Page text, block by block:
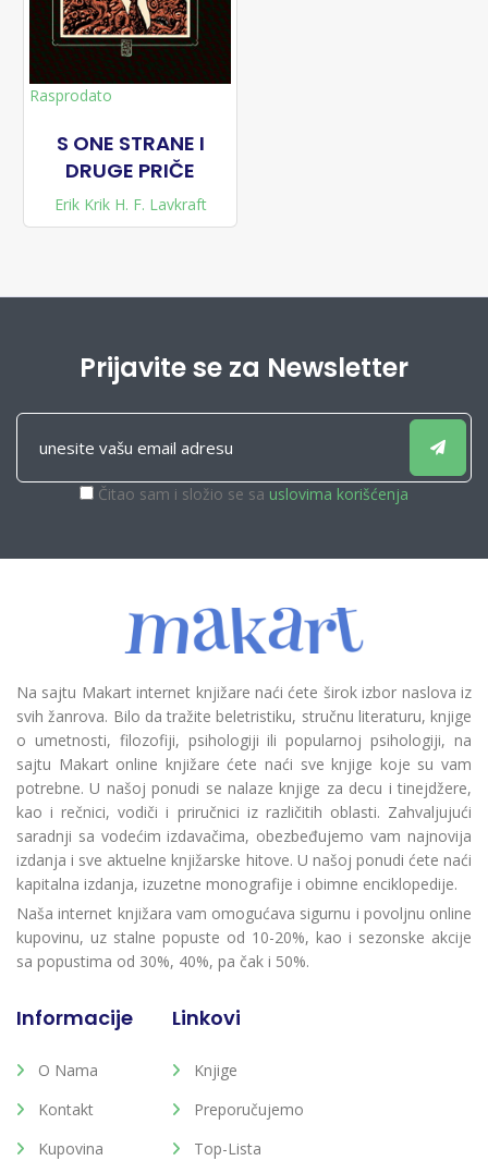
Rasprodato
S ONE STRANE I
DRUGE PRIČE
Erik Krik H. F. Lavkraft
Prijavite se za Newsletter
Čitao sam i složio se sa uslovima korišćenja
Na sajtu Makart internet knjižare naći ćete širok izbor naslova iz
svih žanrova. Bilo da tražite beletristiku, stručnu literaturu, knjige
o umetnosti, filozofiji, psihologiji ili popularnoj psihologiji, na
sajtu Makart online knjižare ćete naći sve knjige koje su vam
potrebne. U našoj ponudi se nalaze knjige za decu i tinejdžere,
kao i rečnici, vodiči i priručnici iz različitih oblasti. Zahvaljujući
saradnji sa vodećim izdavačima, obezbeđujemo vam najnovija
izdanja i sve aktuelne knjižarske hitove. U našoj ponudi ćete naći
kapitalna izdanja, izuzetne monografije i obimne enciklopedije.
Naša internet knjižara vam omogućava sigurnu i povoljnu online
kupovinu, uz stalne popuste od 10-20%, kao i sezonske akcije
sa popustima od 30%, 40%, pa čak i 50%.
Informacije
O Nama
Kontakt
Kupovina
Linkovi
Knjige
Preporučujemo
Top-Lista